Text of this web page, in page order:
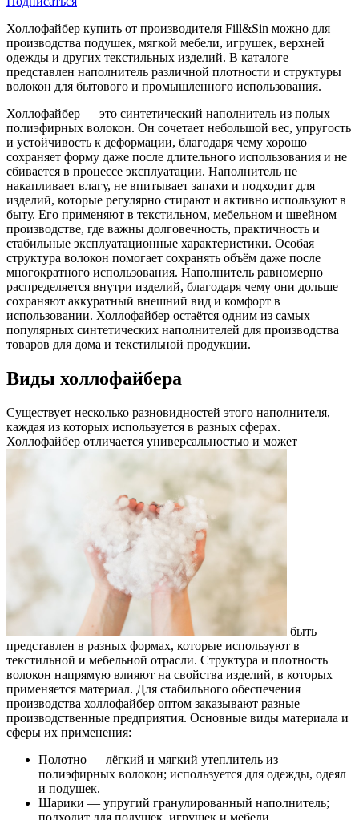
Холлофайбер купить от производителя Fill&Sin можно для
производства подушек, мягкой мебели, игрушек, верхней
одежды и других текстильных изделий. В каталоге
представлен наполнитель различной плотности и структуры
волокон для бытового и промышленного использования.
Холлофайбер — это синтетический наполнитель из полых
полиэфирных волокон. Он сочетает небольшой вес, упругость
и устойчивость к деформации, благодаря чему хорошо
сохраняет форму даже после длительного использования и не
сбивается в процессе эксплуатации. Наполнитель не
накапливает влагу, не впитывает запахи и подходит для
изделий, которые регулярно стирают и активно используют в
быту. Его применяют в текстильном, мебельном и швейном
производстве, где важны долговечность, практичность и
стабильные эксплуатационные характеристики. Особая
структура волокон помогает сохранять объём даже после
многократного использования. Наполнитель равномерно
распределяется внутри изделий, благодаря чему они дольше
сохраняют аккуратный внешний вид и комфорт в
использовании. Холлофайбер остаётся одним из самых
популярных синтетических наполнителей для производства
товаров для дома и текстильной продукции.
Виды холлофайбера
Существует несколько разновидностей этого наполнителя,
каждая из которых используется в разных сферах.
Холлофайбер отличается универсальностью и может
быть
представлен в разных формах, которые используют в
текстильной и мебельной отрасли. Структура и плотность
волокон напрямую влияют на свойства изделий, в которых
применяется материал. Для стабильного обеспечения
производства холлофайбер оптом заказывают разные
производственные предприятия. Основные виды материала и
сферы их применения:
Полотно — лёгкий и мягкий утеплитель из
полиэфирных волокон; используется для одежды, одеял
и подушек.
Шарики — упругий гранулированный наполнитель;
подходит для подушек, игрушек и мебели.